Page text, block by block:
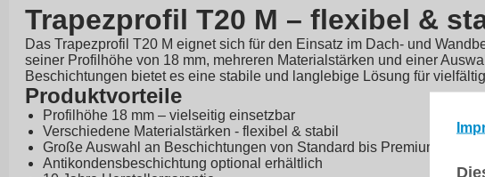
Trapezprofil T20 M – flexibel &
Das Trapezprofil T20 M eignet sich für den Einsatz im Dach- und
seiner Profilhöhe von 18 mm, mehreren Materialstärken und einer
Beschichtungen bietet es eine stabile und langlebige Lösung für
Produktvorteile
Profilhöhe 18 mm – vielseitig einsetzbar
Verschiedene Materialstärken - flexibel & stabil
Große Auswahl an Beschichtungen von Standard bis Premium
Antikondensbeschichtung optional erhältlich